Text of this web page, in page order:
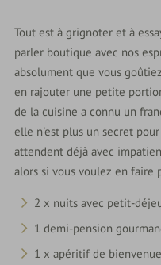
Tout est à grignoter et à
parler boutique avec nos
absolument que vous
en rajouter une petite
de la cuisine a connu un
elle n'est plus un secret
attendent déjà avec
alors si vous voulez en faire
2 x nuits avec petit-
1 demi-pension
1 x apéritif de bienvenue